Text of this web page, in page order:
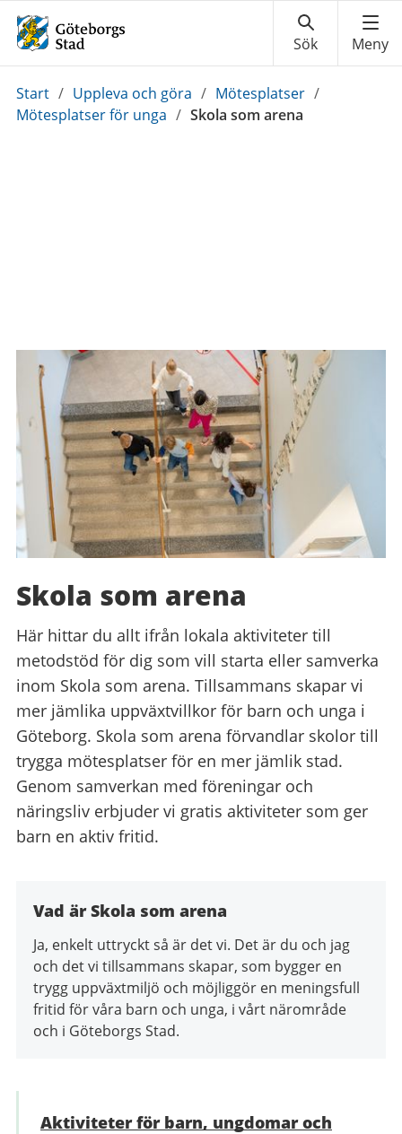
Du
är
Start / Uppleva och göra / Mötesplatser /
Mötesplatser för unga / Skola som arena
Skola som arena
Här hittar du allt ifrån lokala aktiviteter till
metodstöd för dig som vill starta eller samverka
inom Skola som arena. Tillsammans skapar vi
mer jämlika uppväxtvillkor för barn och unga i
Göteborg. Skola som arena förvandlar skolor till
trygga mötesplatser för en mer jämlik stad.
Genom samverkan med föreningar och
näringsliv erbjuder vi gratis aktiviteter som ger
barn en aktiv fritid.
Vad är Skola som arena
Ja, enkelt uttryckt så är det vi. Det är du och jag
och det vi tillsammans skapar, som bygger en
trygg uppväxtmiljö och möjliggör en meningsfull
fritid för våra barn och unga, i vårt närområde
och i Göteborgs Stad.
Aktiviteter för barn, ungdomar och